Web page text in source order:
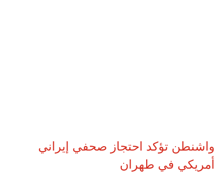
واشنطن تؤكد احتجاز صحفي إيراني
أمريكي في طهران